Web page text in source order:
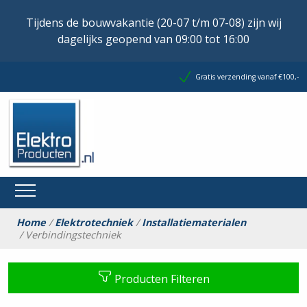
Tijdens de bouwvakantie (20-07 t/m 07-08) zijn wij
dagelijks geopend van 09:00 tot 16:00
Gratis verzending vanaf €100,-
Home/Elektrotechniek/Installatiematerialen
/ Verbindingstechniek
Producten Filteren